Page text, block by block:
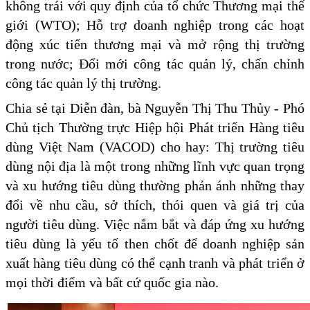
không trái với quy định của tổ chức Thương mại thế
giới (WTO); Hỗ trợ doanh nghiệp trong các hoạt
động xúc tiến thương mại và mở rộng thị trường
trong nước; Đổi mới công tác quản lý, chấn chỉnh
công tác quản lý thị trường.
Chia sẻ tại Diễn đàn, bà Nguyễn Thị Thu Thủy - Phó
Chủ tịch Thường trực Hiệp hội Phát triển Hàng tiêu
dùng Việt Nam (VACOD) cho hay: Thị trường tiêu
dùng nội địa là một trong những lĩnh vực quan trọng
và xu hướng tiêu dùng thường phản ánh những thay
đổi về nhu cầu, sở thích, thói quen và giá trị của
người tiêu dùng. Việc nắm bắt và đáp ứng xu hướng
tiêu dùng là yếu tố then chốt để doanh nghiệp sản
xuất hàng tiêu dùng có thể cạnh tranh và phát triển ở
mọi thời điểm và bất cứ quốc gia nào.